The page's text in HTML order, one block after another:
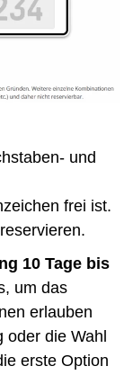
und
frei ist.
10 Tage bis
um das
erlauben
die Wahl
erste Option